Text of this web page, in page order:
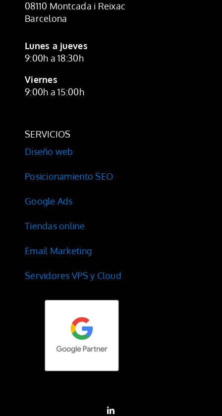
08110 Montcada i Reixac
Barcelona
Lunes a jueves
9:00h a 18:30h
Viernes
9:00h a 15:00h
SERVICIOS
Diseño web
Posicionamiento SEO
Google Ads
Tiendas online
Email Marketing
Servidores VPS y Cloud